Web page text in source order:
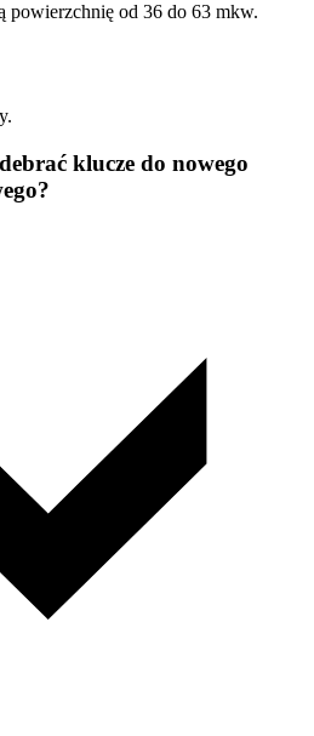
powierzchnię od 36 do 63 mkw.
klucze do nowego